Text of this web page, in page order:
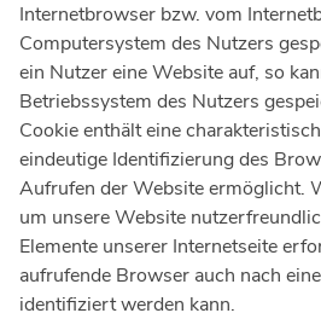
Ärztlicher Notdienst116 117
Giftnotrufzentrale
Tel: +49 22819240
Notfallzentrum Bonn
Kindernotfallzentrum Bonn
UKB-Telefonzentrale
+49 228287 0
Internetbrowser bzw. vom
Computersystem des Nutzers
ein Nutzer eine Website auf, so
Betriebssystem des Nutzers
Cookie enthält eine
eindeutige Identifizierung des
Aufrufen der Website ermöglicht.
um unsere Website
Elemente unserer Internetseite
aufrufende Browser auch nach
identifiziert werden kann.